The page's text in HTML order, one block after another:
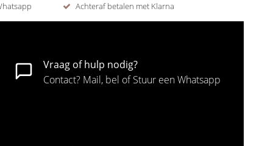
Achteraf betalen met Klarna
Vraag of hulp nodig?
Contact? Mail, bel of Stuur een Whatsapp